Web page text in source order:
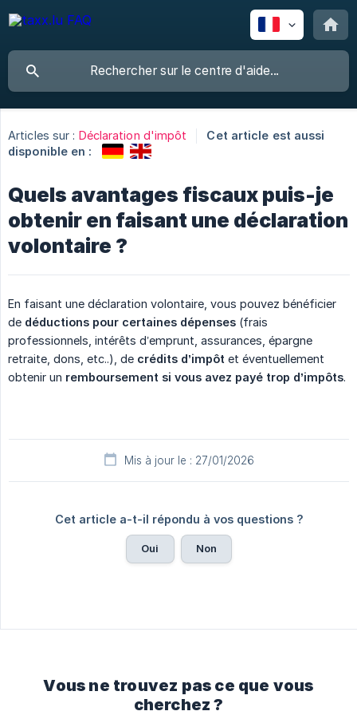
Articles sur : Déclaration d'impôt
Cet article est aussi
disponible en :
Quels avantages fiscaux puis-je
obtenir en faisant une déclaration
volontaire ?
En faisant une déclaration volontaire, vous pouvez bénéficier
de déductions pour certaines dépenses (frais
professionnels, intérêts d’emprunt, assurances, épargne
retraite, dons, etc..), de crédits d’impôt et éventuellement
obtenir un remboursement si vous avez payé trop d’impôts.
Mis à jour le : 27/01/2026
Cet article a-t-il répondu à vos questions ?
Oui Non
Vous ne trouvez pas ce que vous
cherchez ?